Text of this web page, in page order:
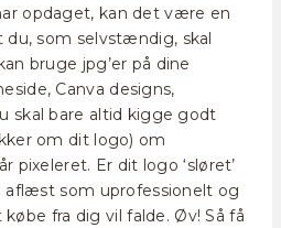
opdaget, kan det være en
du, som selvstændig, skal
bruge jpg’er på dine
Canva designs,
skal bare altid kigge godt
om dit logo) om
pixeleret. Er dit logo ‘sløret’
aflæst som uprofessionelt og
fra dig vil falde. Øv! Så få